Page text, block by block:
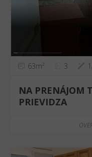
63m² 3
NA PRENÁJOM
PRIEVIDZA